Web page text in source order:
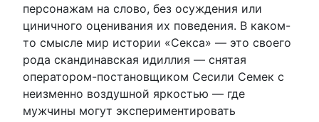
персонажам на слово, без осуждения или
циничного оценивания их поведения. В каком-
то смысле мир истории «Секса» — это своего
рода скандинавская идиллия — снятая
оператором-постановщиком Сесили Семек с
неизменно воздушной яркостью — где
мужчины могут экспериментировать